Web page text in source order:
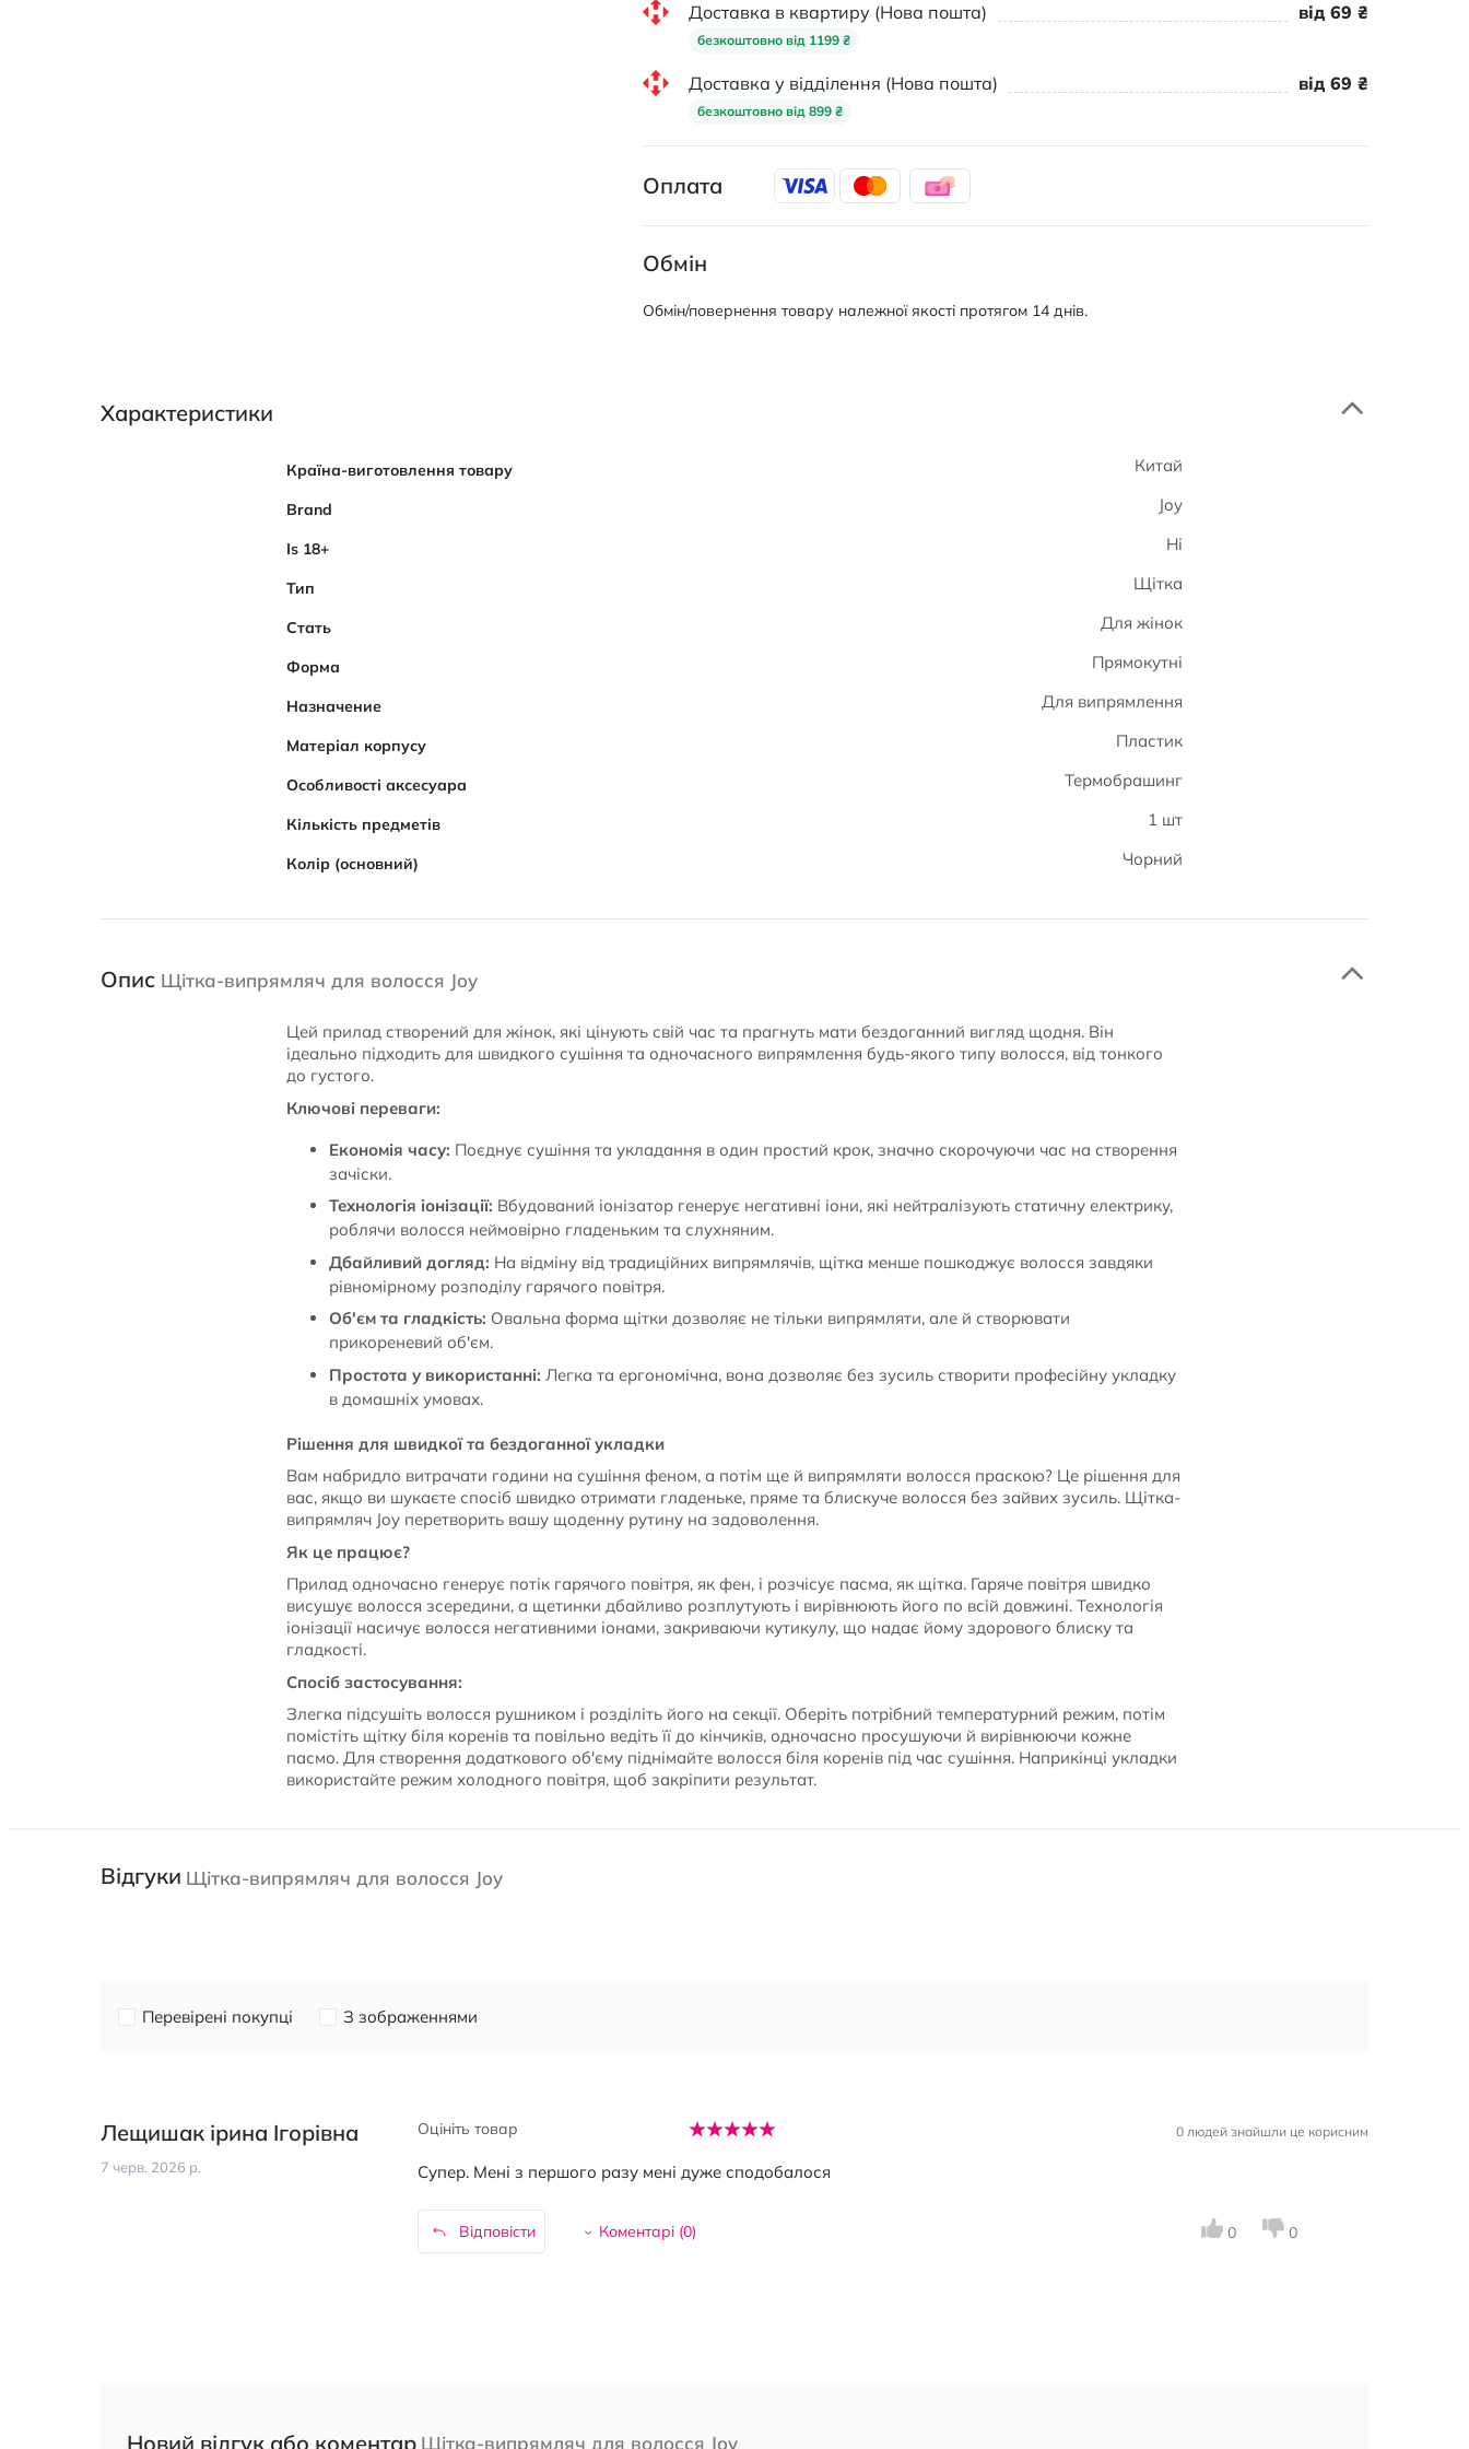
Доставка в квартиру (Нова пошта)
безкоштовно від 1199 ₴
від 69 ₴
Доставка у відділення (Нова пошта)
безкоштовно від 899 ₴
від 69 ₴
Оплата
Обмін
Обмін/повернення товару належної якості протягом 14 днів.
Характеристики
Характеристики
Країна-виготовлення товару Китай
Brand Joy
Is 18+ Ні
Тип Щітка
Стать Для жінок
Форма Прямокутні
Назначение Для випрямлення
Матеріал корпусу Пластик
Особливості аксесуара Термобрашинг
Кількість предметів 1 шт
Колір (основний) Чорний
Опис Щітка-випрямляч для волосся Joy
Цей прилад створений для жінок, які цінують свій час та прагнуть мати бездоганний вигляд щодня. Він
ідеально підходить для швидкого сушіння та одночасного випрямлення будь-якого типу волосся, від тонкого
до густого.
Ключові переваги:
Економія часу: Поєднує сушіння та укладання в один простий крок, значно скорочуючи час на створення
зачіски.
Технологія іонізації: Вбудований іонізатор генерує негативні іони, які нейтралізують статичну електрику,
роблячи волосся неймовірно гладеньким та слухняним.
Дбайливий догляд: На відміну від традиційних випрямлячів, щітка менше пошкоджує волосся завдяки
рівномірному розподілу гарячого повітря.
Об'єм та гладкість: Овальна форма щітки дозволяє не тільки випрямляти, але й створювати
прикореневий об'єм.
Простота у використанні: Легка та ергономічна, вона дозволяє без зусиль створити професійну укладку
в домашніх умовах.
Рішення для швидкої та бездоганної укладки
Вам набридло витрачати години на сушіння феном, а потім ще й випрямляти волосся праскою? Це рішення для
вас, якщо ви шукаєте спосіб швидко отримати гладеньке, пряме та блискуче волосся без зайвих зусиль. Щітка-
випрямляч Joy перетворить вашу щоденну рутину на задоволення.
Як це працює?
Прилад одночасно генерує потік гарячого повітря, як фен, і розчісує пасма, як щітка. Гаряче повітря швидко
висушує волосся зсередини, а щетинки дбайливо розплутують і вирівнюють його по всій довжині. Технологія
іонізації насичує волосся негативними іонами, закриваючи кутикулу, що надає йому здорового блиску та
гладкості.
Спосіб застосування:
Злегка підсушіть волосся рушником і розділіть його на секції. Оберіть потрібний температурний режим, потім
помістіть щітку біля коренів та повільно ведіть її до кінчиків, одночасно просушуючи й вирівнюючи кожне
пасмо. Для створення додаткового об'єму піднімайте волосся біля коренів під час сушіння. Наприкінці укладки
використайте режим холодного повітря, щоб закріпити результат.
Відгуки Щітка-випрямляч для волосся Joy
Перевірені покупці З зображеннями
Лещишак ірина Ігорівна
7 черв. 2026 р.
0 людей знайшли це корисним
Оцініть товар
Супер. Мені з першого разу мені дуже сподобалося
Відповісти Коментарі (0) 0 0
Новий відгук або коментар Щітка-випрямляч для волосся Joy